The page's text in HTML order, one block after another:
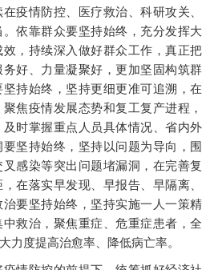
疫情防控、医疗救治、科研攻关、
依靠群众要坚持始终，充分发挥大
，持续深入做好群众工作，真正把
好、力量凝聚好，更加坚固构筑群
持始终，坚持更细更准可追溯，在
焦疫情发展态势和复工复产进程，
时掌握重点人员具体情况、省内外
坚持始终，坚持以问题为导向，围
感染等突出问题堵漏洞，在完善复
在落实早发现、早报告、早隔离、
要坚持始终，坚持实施一人一策精
救治，聚焦重症、危重症患者，全
力度提高治愈率、降低病亡率。